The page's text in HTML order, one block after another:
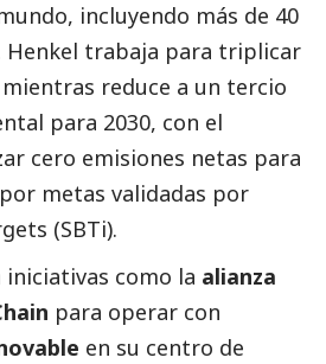
incluyendo más de 40
Henkel trabaja para triplicar
reduce a un tercio
para 2030, con el
cero emisiones netas para
metas validadas por
(SBTi).
iniciativas como la alianza
para operar con
en su centro de